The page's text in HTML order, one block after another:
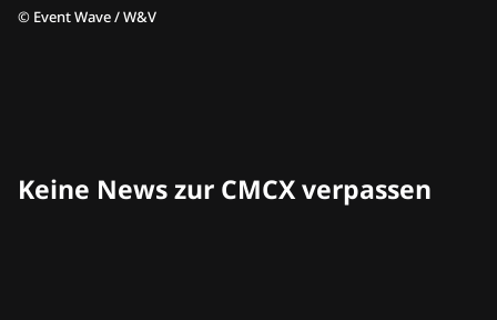
© Event Wave / W&V
Keine News zur CMCX verpassen